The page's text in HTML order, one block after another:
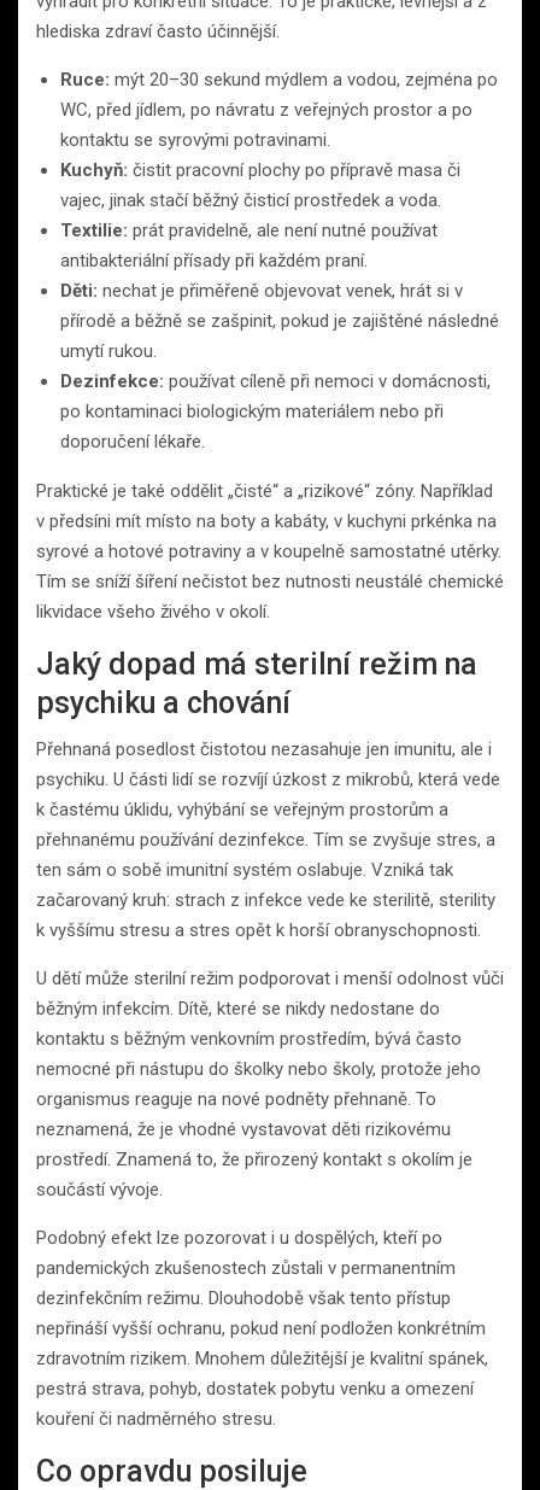
hlediska zdraví často účinnější.
Ruce: mýt 20–30 sekund mýdlem a vodou, zejména po
WC, před jídlem, po návratu z veřejných prostor a po
kontaktu se syrovými potravinami.
Kuchyň: čistit pracovní plochy po přípravě masa či
vajec, jinak stačí běžný čisticí prostředek a voda.
Textilie: prát pravidelně, ale není nutné používat
antibakteriální přísady při každém praní.
Děti: nechat je přiměřeně objevovat venek, hrát si v
přírodě a běžně se zašpinit, pokud je zajištěné následné
umytí rukou.
Dezinfekce: používat cíleně při nemoci v domácnosti,
po kontaminaci biologickým materiálem nebo při
doporučení lékaře.
Praktické je také oddělit „čisté“ a „rizikové“ zóny. Například
v předsíni mít místo na boty a kabáty, v kuchyni prkénka na
syrové a hotové potraviny a v koupelně samostatné utěrky.
Tím se sníží šíření nečistot bez nutnosti neustálé chemické
likvidace všeho živého v okolí.
Jaký dopad má sterilní režim na
psychiku a chování
Přehnaná posedlost čistotou nezasahuje jen imunitu, ale i
psychiku. U části lidí se rozvíjí úzkost z mikrobů, která vede
k častému úklidu, vyhýbání se veřejným prostorům a
přehnanému používání dezinfekce. Tím se zvyšuje stres, a
ten sám o sobě imunitní systém oslabuje. Vzniká tak
začarovaný kruh: strach z infekce vede ke sterilitě, sterility
k vyššímu stresu a stres opět k horší obranyschopnosti.
U dětí může sterilní režim podporovat i menší odolnost vůči
běžným infekcím. Dítě, které se nikdy nedostane do
kontaktu s běžným venkovním prostředím, bývá často
nemocné při nástupu do školky nebo školy, protože jeho
organismus reaguje na nové podněty přehnaně. To
neznamená, že je vhodné vystavovat děti rizikovému
prostředí. Znamená to, že přirozený kontakt s okolím je
součástí vývoje.
Podobný efekt lze pozorovat i u dospělých, kteří po
pandemických zkušenostech zůstali v permanentním
dezinfekčním režimu. Dlouhodobě však tento přístup
nepřináší vyšší ochranu, pokud není podložen konkrétním
zdravotním rizikem. Mnohem důležitější je kvalitní spánek,
pestrá strava, pohyb, dostatek pobytu venku a omezení
kouření či nadměrného stresu.
Co opravdu posiluje